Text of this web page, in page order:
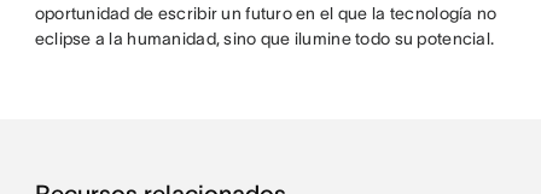
oportunidad de escribir un futuro en el que la tecnología no
eclipse a la humanidad, sino que ilumine todo su potencial.